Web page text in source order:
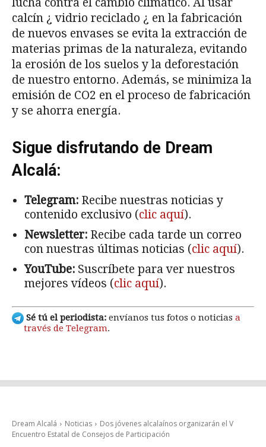
calcín ¿ vidrio reciclado ¿ en la fabricación
de nuevos envases se evita la extracción de
materias primas de la naturaleza, evitando
la erosión de los suelos y la deforestación
de nuestro entorno. Además, se minimiza la
emisión de CO2 en el proceso de fabricación
y se ahorra energía.
Sigue disfrutando de Dream
Alcalá:
Telegram: Recibe nuestras noticias y
contenido exclusivo (clic aquí).
Newsletter: Recibe cada tarde un correo
con nuestras últimas noticias (clic aquí).
YouTube: Suscríbete para ver nuestros
mejores vídeos (clic aquí).
Sé tú el periodista: envíanos tus fotos o noticias a
través de Telegram.